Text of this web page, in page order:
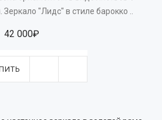
"Лидс" в стиле барокко ..
42 000₽